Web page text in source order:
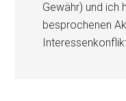
Gewähr) und ich
besprochenen